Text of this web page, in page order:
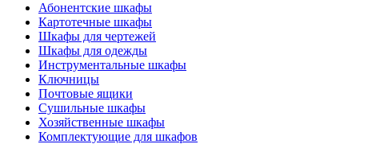
Абонентские шкафы
Картотечные шкафы
Шкафы для чертежей
Шкафы для одежды
Инструментальные шкафы
Ключницы
Почтовые ящики
Сушильные шкафы
Хозяйственные шкафы
Комплектующие для шкафов